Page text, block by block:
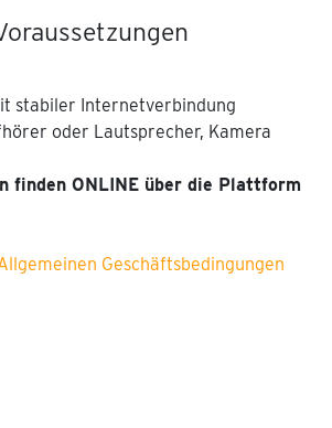
stabiler Internetverbindung
oder Lautsprecher, Kamera
finden ONLINE über die Plattform
Geschäftsbedingungen